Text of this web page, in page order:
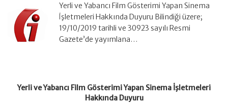
İşletmeleri
Hakkında
Duyuru
Yerli ve Yabancı Film Gösterimi Yapan Sinema
İşletmeleri Hakkında Duyuru Bilindiği üzere;
19/10/2019 tarihli ve 30923 sayılı Resmi
Gazete’de yayımlana…
Yerli ve Yabancı Film Gösterimi Yapan Sinema İşletmeleri
Hakkında Duyuru